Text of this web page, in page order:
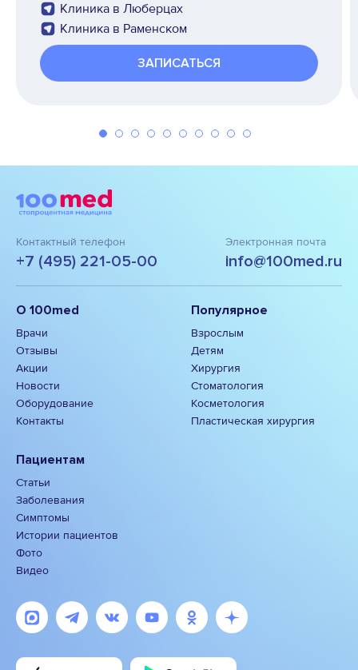
Клиника в Люберцах
Клиника в Раменском
ЗАПИСАТЬСЯ
Контактный телефон
+7 (495) 221-05-00
Электронная почта
info@100med.ru
О 100med
Врачи
Отзывы
Акции
Новости
Оборудование
Контакты
Популярное
Взрослым
Детям
Хирургия
Стоматология
Косметология
Пластическая хирургия
Пациентам
Статьи
Заболевания
Симптомы
Истории пациентов
Фото
Видео